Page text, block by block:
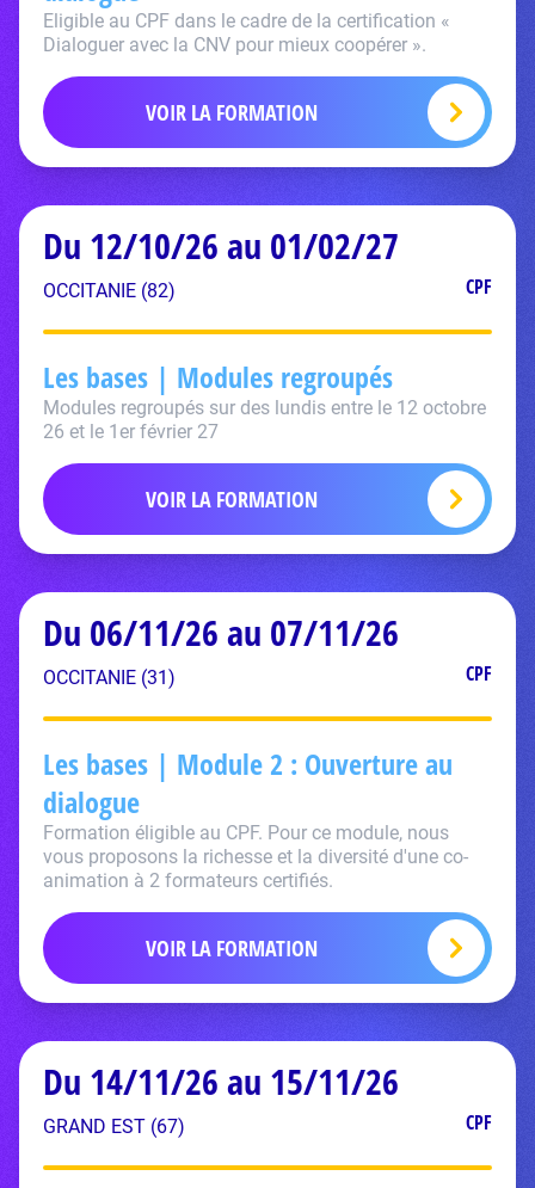
Eligible au CPF dans le cadre de la certification «
Dialoguer avec la CNV pour mieux coopérer ».
VOIR LA FORMATION
Du 12/10/26 au 01/02/27
OCCITANIE (82) CPF
Les bases | Modules regroupés
Modules regroupés sur des lundis entre le 12 octobre
26 et le 1er février 27
VOIR LA FORMATION
Du 06/11/26 au 07/11/26
OCCITANIE (31) CPF
Les bases | Module 2 : Ouverture au
dialogue
Formation éligible au CPF. Pour ce module, nous
vous proposons la richesse et la diversité d'une co-
animation à 2 formateurs certifiés.
VOIR LA FORMATION
Du 14/11/26 au 15/11/26
GRAND EST (67) CPF